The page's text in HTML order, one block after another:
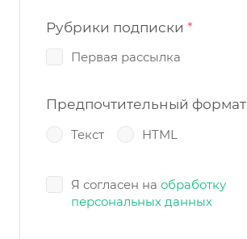
Рубрики подписки *
Первая рассылка
Предпочтительный формат
Текст HTML
Я согласен на обработку
персональных данных